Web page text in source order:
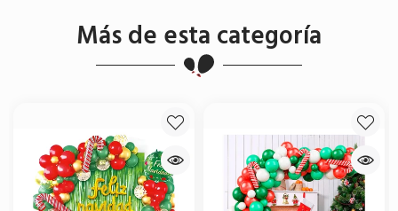
Más de esta categoría